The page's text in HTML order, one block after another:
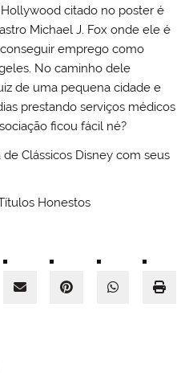
Hollywood citado no poster é
Michael J. Fox onde ele é
emprego como
No caminho dele
de uma pequena cidade e
prestando serviços médicos
ficou fácil né?
Clássicos Disney com seus